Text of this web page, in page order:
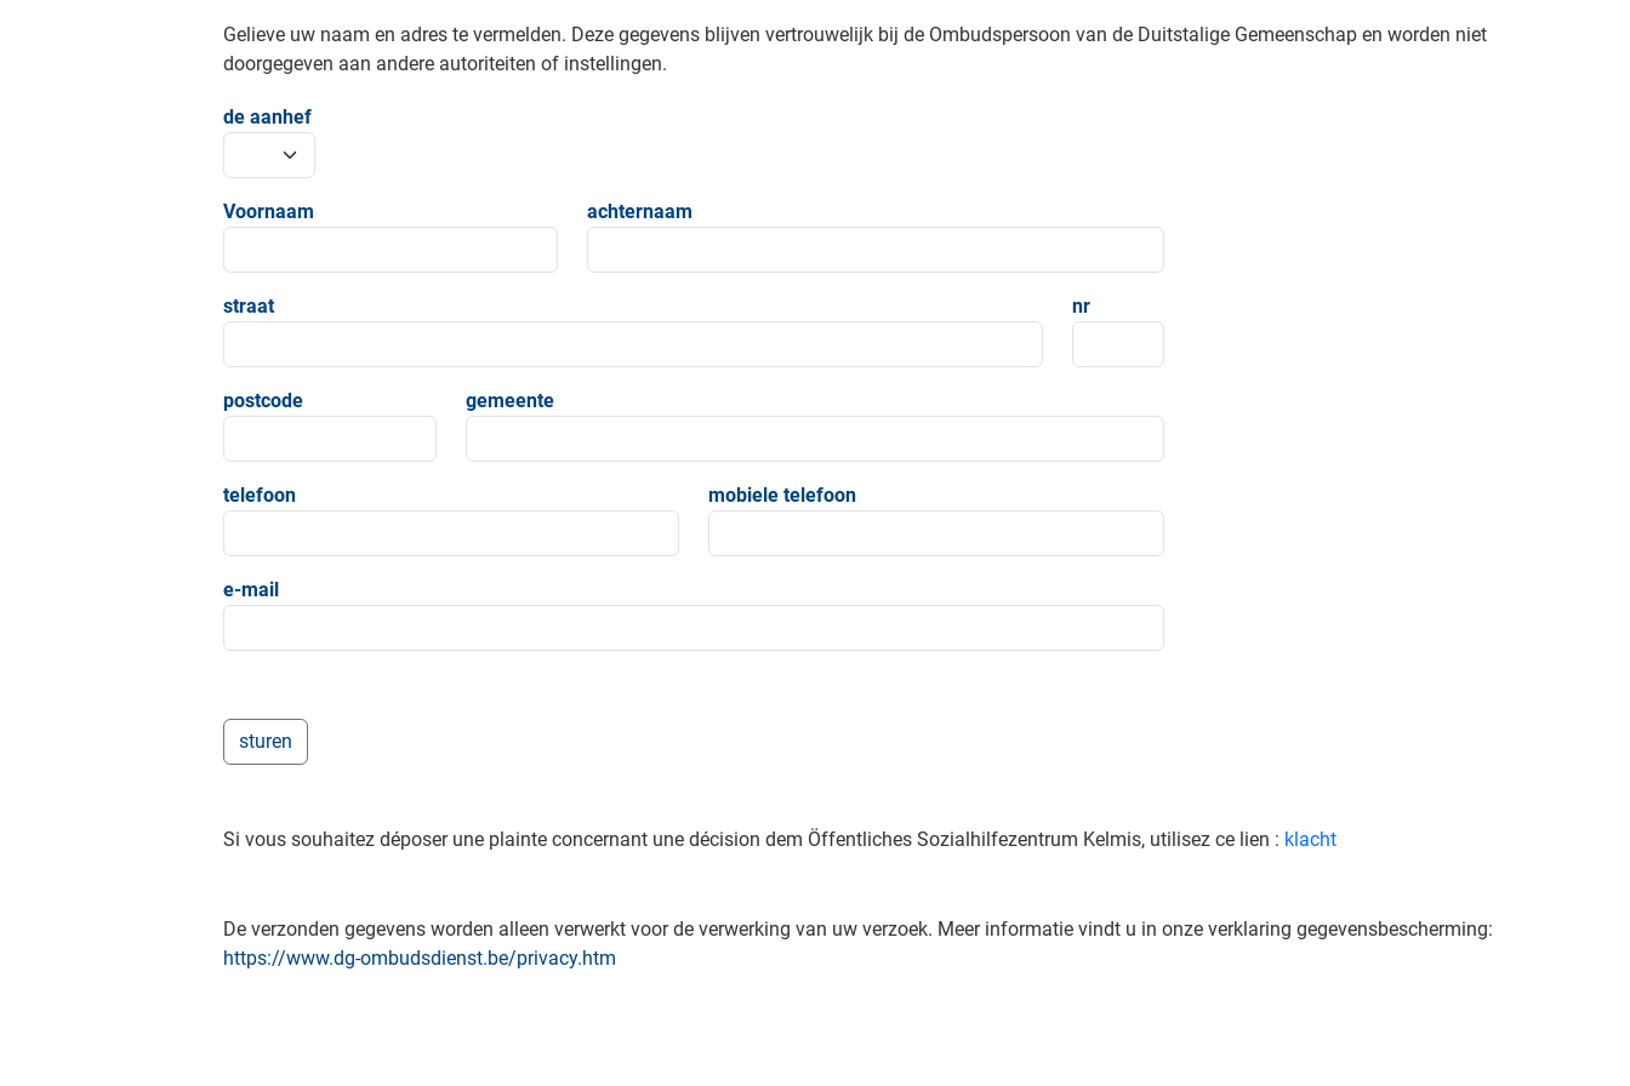
Gelieve uw naam en adres te vermelden. Deze gegevens blijven vertrouwelijk bij de Ombudspersoon van de Duitstalige Gemeenschap en worden niet
doorgegeven aan andere autoriteiten of instellingen.
de aanhef
Voornaam achternaam
straat nr
postcode gemeente
telefoon mobiele telefoon
e-mail
Si vous souhaitez déposer une plainte concernant une décision dem Öffentliches Sozialhilfezentrum Kelmis, utilisez ce lien : klacht
De verzonden gegevens worden alleen verwerkt voor de verwerking van uw verzoek. Meer informatie vindt u in onze verklaring gegevensbescherming:
https://www.dg-ombudsdienst.be/privacy.htm